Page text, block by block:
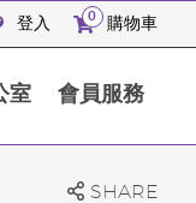
登入 0 購物車
室 會員服務
SHARE